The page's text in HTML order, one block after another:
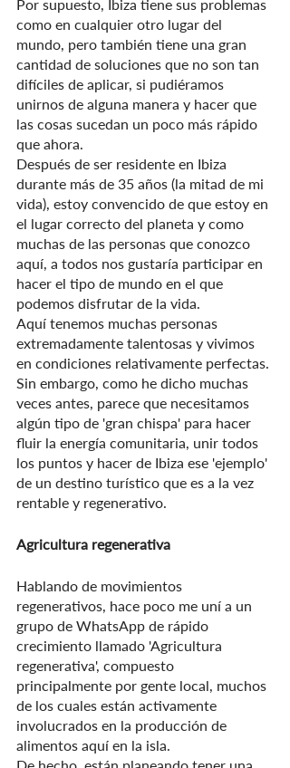
Por supuesto, Ibiza tiene sus problemas
como en cualquier otro lugar del
mundo, pero también tiene una gran
cantidad de soluciones que no son tan
difíciles de aplicar, si pudiéramos
unirnos de alguna manera y hacer que
las cosas sucedan un poco más rápido
que ahora.
Después de ser residente en Ibiza
durante más de 35 años (la mitad de mi
vida), estoy convencido de que estoy en
el lugar correcto del planeta y como
muchas de las personas que conozco
aquí, a todos nos gustaría participar en
hacer el tipo de mundo en el que
podemos disfrutar de la vida.
Aquí tenemos muchas personas
extremadamente talentosas y vivimos
en condiciones relativamente perfectas.
Sin embargo, como he dicho muchas
veces antes, parece que necesitamos
algún tipo de 'gran chispa' para hacer
fluir la energía comunitaria, unir todos
los puntos y hacer de Ibiza ese 'ejemplo'
de un destino turístico que es a la vez
rentable y regenerativo.
Agricultura regenerativa
Hablando de movimientos
regenerativos, hace poco me uní a un
grupo de WhatsApp de rápido
crecimiento llamado 'Agricultura
regenerativa', compuesto
principalmente por gente local, muchos
de los cuales están activamente
involucrados en la producción de
alimentos aquí en la isla.
De hecho, están planeando tener una